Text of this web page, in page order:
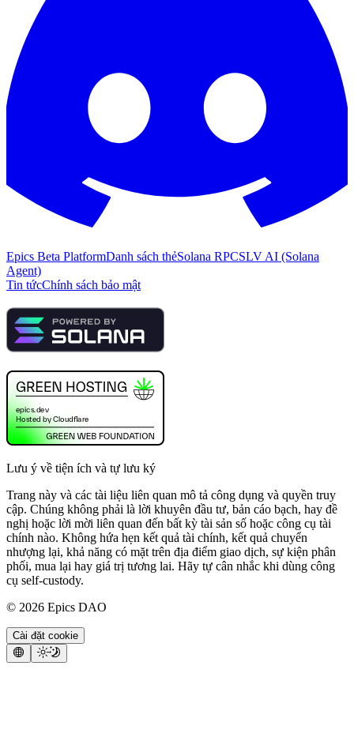
Epics Beta PlatformDanh sách thẻSolana RPCSLV AI (Solana
Agent)
Tin tứcChính sách bảo mật
Lưu ý về tiện ích và tự lưu ký
Trang này và các tài liệu liên quan mô tả công dụng và quyền truy
cập. Chúng không phải là lời khuyên đầu tư, bản cáo bạch, hay đề
nghị hoặc lời mời liên quan đến bất kỳ tài sản số hoặc công cụ tài
chính nào. Không hứa hẹn kết quả tài chính, kết quả chuyển
nhượng lại, khả năng có mặt trên địa điểm giao dịch, sự kiện phân
phối, mua lại hay giá trị tương lai. Hãy tự cân nhắc khi dùng công
cụ self-custody.
© 2026 Epics DAO
Cài đặt cookie